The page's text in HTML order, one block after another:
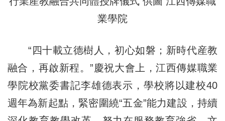
業學院
“四十載立德樹人，初心如磐；新時代産教
融合，再啟新程。”慶祝大會上，江西傳媒職業
學院校黨委書記李雄德表示，學校將以建校40
週年為新起點，緊密圍繞“五金”能力建設，持續